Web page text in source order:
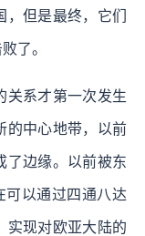
但是最终，它们
了。
关系才第一次发生
的中心地带，以前
了边缘。以前被东
可以通过四通八达
实现对欧亚大陆的